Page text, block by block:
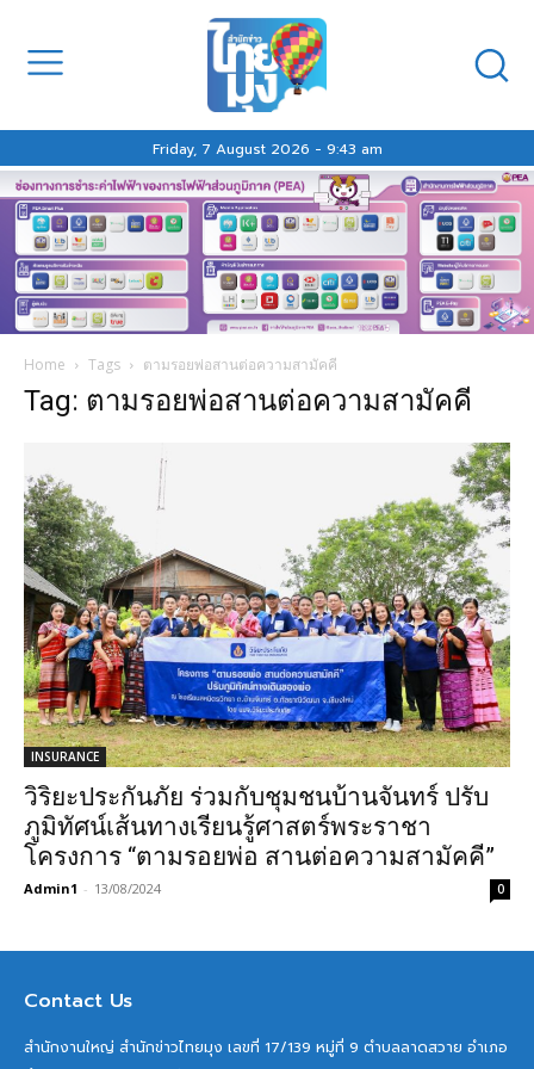
Friday, 7 August 2026 - 9:43 am
Home Tags ตามรอยพ่อสานต่อความสามัคคี
Tag: ตามรอยพ่อสานต่อความสามัคคี
INSURANCE
วิริยะประกันภัย ร่วมกับชุมชนบ้านจันทร์ ปรับ
ภูมิทัศน์เส้นทางเรียนรู้ศาสตร์พระราชา
โครงการ “ตามรอยพ่อ สานต่อความสามัคคี”
Admin1 - 13/08/2024 0
Contact Us
สำนักงานใหญ่ สำนักข่าวไทยมุง เลขที่ 17/139 หมู่ที่ 9 ตำบลลาดสวาย อำเภอ